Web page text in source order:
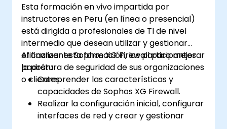
Esta formación en vivo impartida por
instructores en Peru (en línea o presencial)
está dirigida a profesionales de TI de nivel
intermedio que desean utilizar y gestionar
eficazmente Sophos XG Firewall para mejorar
la postura de seguridad de sus organizaciones
o clientes.
Al finalizar esta formación, los participantes
podrán:
Comprender las características y
capacidades de Sophos XG Firewall.
Realizar la configuración inicial, configurar
interfaces de red y crear y gestionar